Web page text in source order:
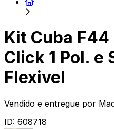
Kit Cuba
Click 1 Pol. e
Flexivel
Vendido e entregue por
ID: 608718